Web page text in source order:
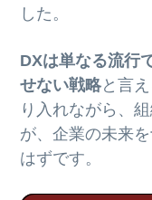
した。
DXは単なる流行
せない戦略と言
り入れながら、
が、企業の未来
はずです。